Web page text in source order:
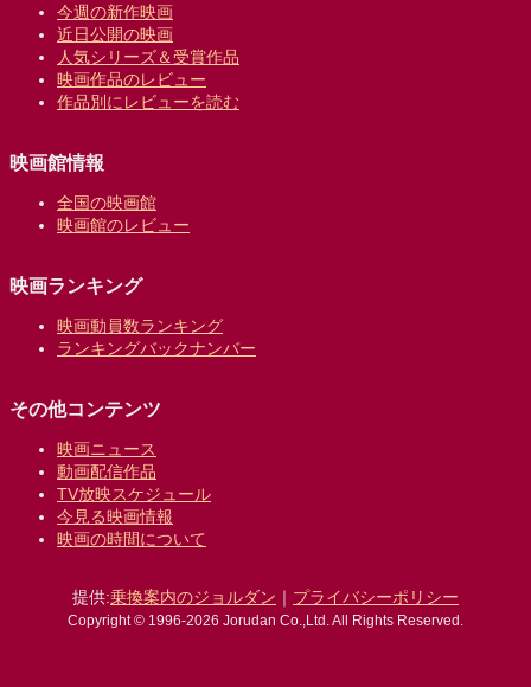
今週の新作映画
近日公開の映画
人気シリーズ＆受賞作品
映画作品のレビュー
作品別にレビューを読む
映画館情報
全国の映画館
映画館のレビュー
映画ランキング
映画動員数ランキング
ランキングバックナンバー
その他コンテンツ
映画ニュース
動画配信作品
TV放映スケジュール
今見る映画情報
映画の時間について
提供:乗換案内のジョルダン ｜ プライバシーポリシー
Copyright © 1996-2026 Jorudan Co.,Ltd. All Rights Reserved.